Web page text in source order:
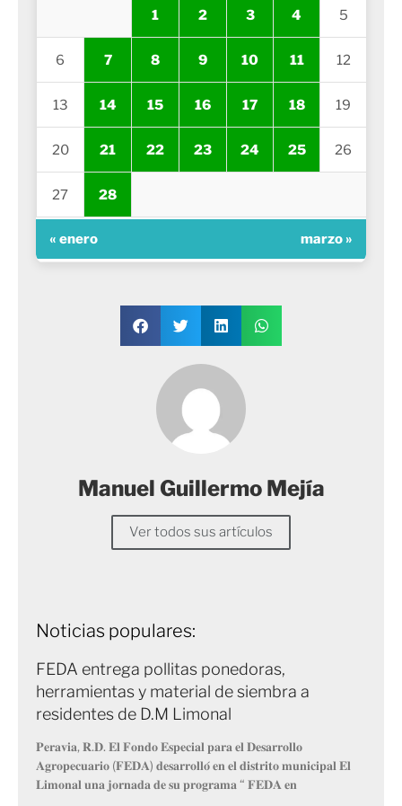
1 2 3 4 5
6 7 8 9 10 11 12
13 14 15 16 17 18 19
20 21 22 23 24 25 26
27 28
« enero marzo »
Manuel Guillermo Mejía
Ver todos sus artículos
Noticias populares:
FEDA entrega pollitas ponedoras,
herramientas y material de siembra a
residentes de D.M Limonal
𝐏𝐞𝐫𝐚𝐯𝐢𝐚, 𝐑.𝐃. 𝐄𝐥 𝐅𝐨𝐧𝐝𝐨 𝐄𝐬𝐩𝐞𝐜𝐢𝐚𝐥 𝐩𝐚𝐫𝐚 𝐞𝐥 𝐃𝐞𝐬𝐚𝐫𝐫𝐨𝐥𝐥𝐨
𝐀𝐠𝐫𝐨𝐩𝐞𝐜𝐮𝐚𝐫𝐢𝐨 (𝐅𝐄𝐃𝐀) 𝐝𝐞𝐬𝐚𝐫𝐫𝐨𝐥𝐥𝐨́ 𝐞𝐧 𝐞𝐥 𝐝𝐢𝐬𝐭𝐫𝐢𝐭𝐨 𝐦𝐮𝐧𝐢𝐜𝐢𝐩𝐚𝐥 𝐄𝐥
𝐋𝐢𝐦𝐨𝐧𝐚𝐥 𝐮𝐧𝐚 𝐣𝐨𝐫𝐧𝐚𝐝𝐚 𝐝𝐞 𝐬𝐮 𝐩𝐫𝐨𝐠𝐫𝐚𝐦𝐚 “ 𝐅𝐄𝐃𝐀 𝐞𝐧